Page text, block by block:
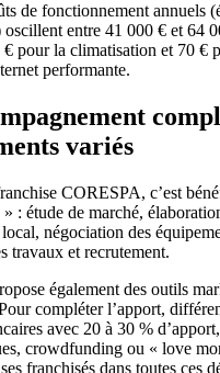
de fonctionnement annuels
entre 41 000 € et 64
€ pour la climatisation et 70 €
performante.
variés
CORESPA, c’est
» : étude de marché,
négociation des
travaux et recrutement.
également des outils
compléter l’apport,
avec 20 à 30 %
crowdfunding ou « love
franchisés dans toutes ces